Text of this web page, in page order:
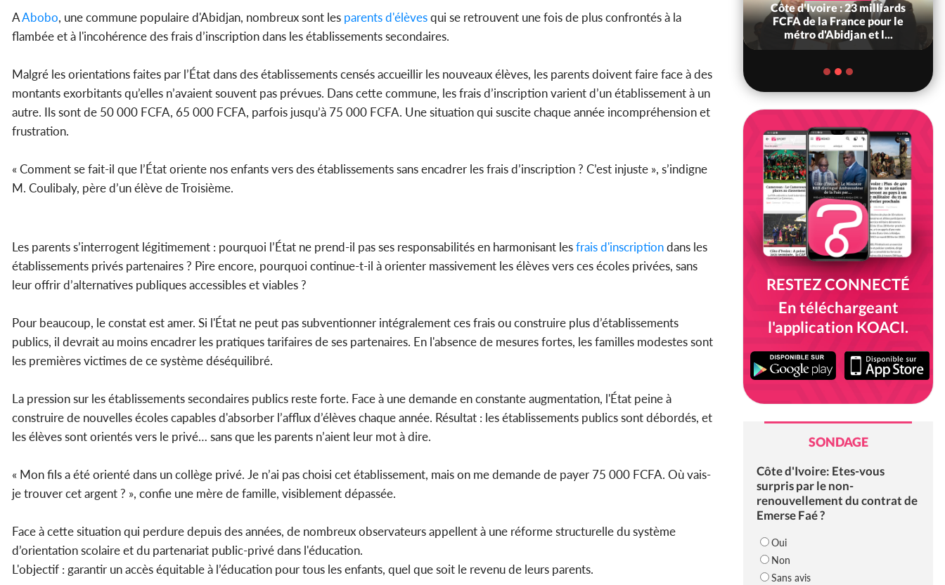
AAbobo, une commune populaire d'Abidjan, nombreux sont les parents d'élèvesqui se retrouvent une fois de plus confrontés à la
flambée et à l'incohérence des frais d’inscription dans les établissements secondaires.
Malgré les orientations faites par l’État dans des établissements censés accueillir les nouveaux élèves, les parents doivent faire face à des
montants exorbitants qu’elles n’avaient souvent pas prévues. Dans cette commune, les frais d’inscription varient d’un établissement à un
autre. Ils sont de 50 000 FCFA, 65 000 FCFA, parfois jusqu’à 75 000 FCFA. Une situation qui suscite chaque année incompréhension et
frustration.
« Comment se fait-il que l’État oriente nos enfants vers des établissements sans encadrer les frais d’inscription ? C’est injuste », s’indigne
M. Coulibaly, père d’un élève de Troisième.
Les parents s’interrogent légitimement : pourquoi l’État ne prend-il pas ses responsabilités en harmonisant lesfrais d'inscriptiondans les
établissements privés partenaires ? Pire encore, pourquoi continue-t-il à orienter massivement les élèves vers ces écoles privées, sans
leur offrir d’alternatives publiques accessibles et viables ?
Pour beaucoup, le constat est amer. Si l'État ne peut pas subventionner intégralement ces frais ou construire plus d’établissements
publics, il devrait au moins encadrer les pratiques tarifaires de ses partenaires. En l'absence de mesures fortes, les familles modestes sont
les premières victimes de ce système déséquilibré.
La pression sur les établissements secondaires publics reste forte. Face à une demande en constante augmentation, l'État peine à
construire de nouvelles écoles capables d'absorber l’afflux d’élèves chaque année. Résultat : les établissements publics sont débordés, et
les élèves sont orientés vers le privé… sans que les parents n’aient leur mot à dire.
« Mon fils a été orienté dans un collège privé. Je n’ai pas choisi cet établissement, mais on me demande de payer 75 000 FCFA. Où vais-
je trouver cet argent ? », confie une mère de famille, visiblement dépassée.
Face à cette situation qui perdure depuis des années, de nombreux observateurs appellent à une réforme structurelle du système
d’orientation scolaire et du partenariat public-privé dans l'éducation.
L'objectif : garantir un accès équitable à l’éducation pour tous les enfants, quel que soit le revenu de leurs parents.
Mamadou Traoré ex
Côte d'Ivoire : 23 milliards
FCFA de la France pour le
métro d'Abidjan et l...
RESTEZ CONNECTÉ
En téléchargeant
l'application KOACI.
SONDAGE
Côte d'Ivoire: Etes-vous
surpris par le non-
renouvellement du contrat de
Emerse Faé ?
Oui
Non
Sans avis